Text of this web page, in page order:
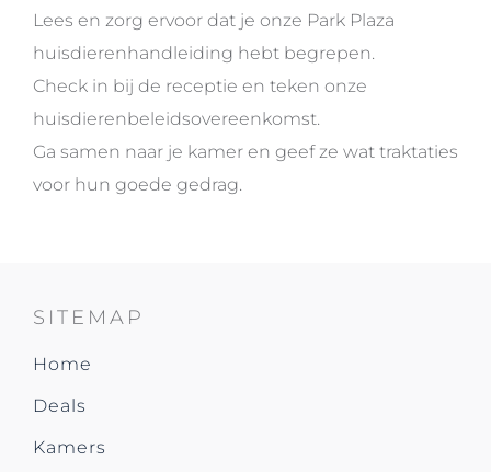
Lees en zorg ervoor dat je onze Park Plaza
huisdierenhandleiding hebt begrepen.
Check in bij de receptie en teken onze
huisdierenbeleidsovereenkomst.
Ga samen naar je kamer en geef ze wat traktaties
voor hun goede gedrag.
SITEMAP
Home
Deals
Kamers